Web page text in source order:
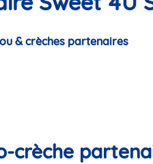
& crèches partenaires
crèche